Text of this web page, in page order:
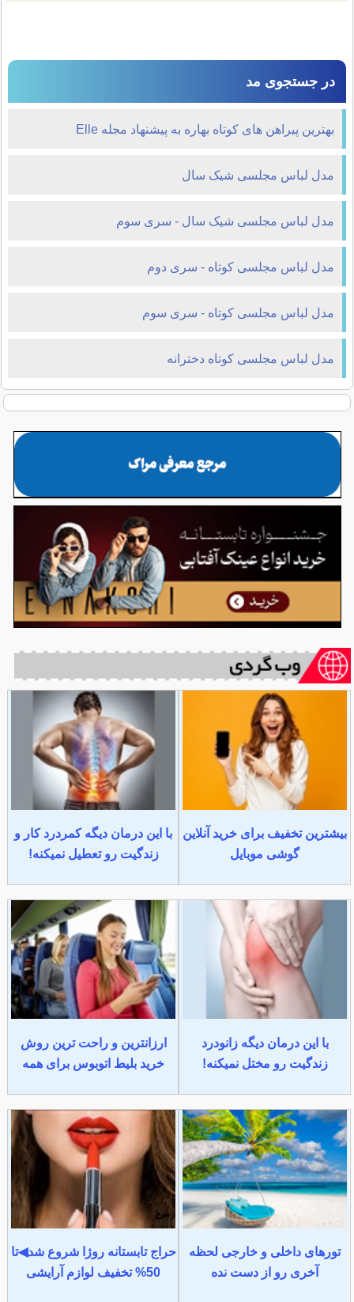
در جستجوی مد
بهترین پیراهن های کوتاه بهاره به پیشنهاد مجله Elle
مدل لباس مجلسی شیک سال
مدل لباس مجلسی شیک سال - سری سوم
مدل لباس مجلسی کوتاه - سری دوم
مدل لباس مجلسی کوتاه - سری سوم
مدل لباس مجلسی کوتاه دخترانه
بیشترین تخفیف برای خرید آنلاین
گوشی موبایل
با این درمان دیگه کمردرد کار و
زندگیت رو تعطیل نمیکنه!
با این درمان دیگه زانودرد
زندگیت رو مختل نمیکنه!
ارزانترین و راحت ترین روش
خرید بلیط اتوبوس برای همه
تورهای داخلی و خارجی لحظه
آخری رو از دست نده
حراج تابستانه روژا شروع شد◀تا
50% تخفیف لوازم آرایشی